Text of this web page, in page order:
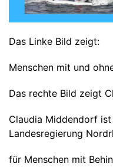
Das Linke Bild zeigt:
Menschen mit und
Das rechte Bild zeigt
Claudia Middendorf
Landesregierung
für Menschen mit